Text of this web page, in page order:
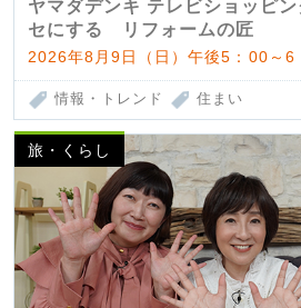
ヤマダデンキ テレビショッピ
セにする リフォームの匠
2026年8月9日（日）午後5：00～6
情報・トレンド 住まい
旅・くらし